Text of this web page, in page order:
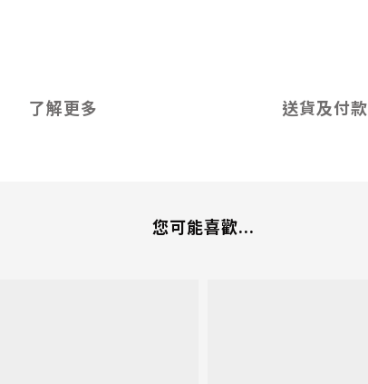
了解更多 送貨及付
您可能喜歡...